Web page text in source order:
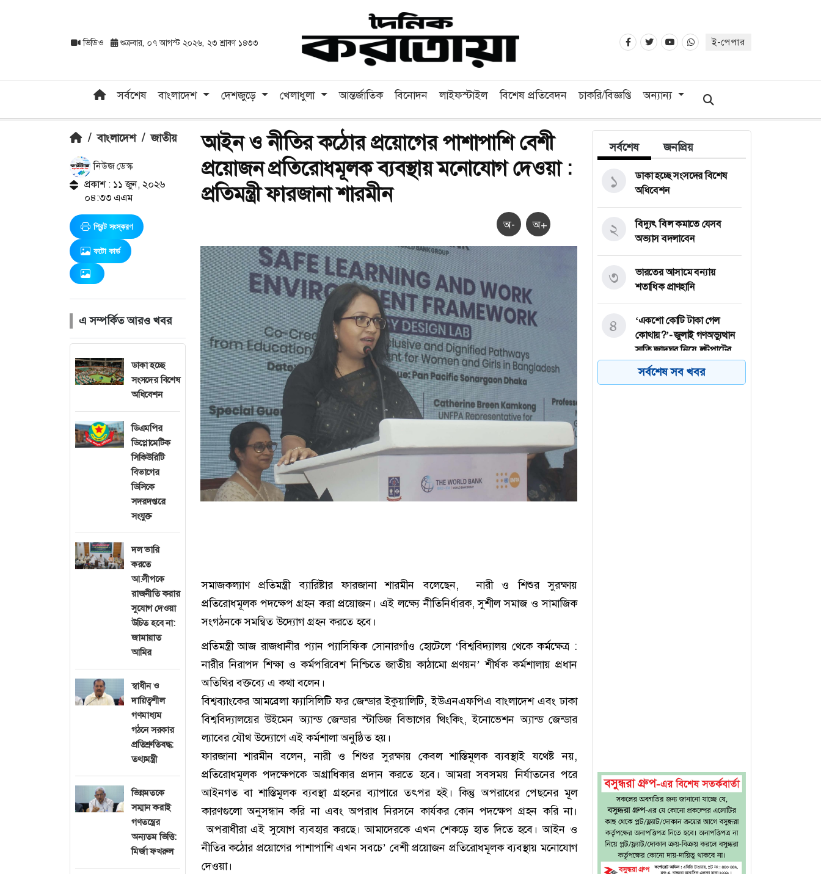
ভিডিও শুক্রবার, ০৭ আগস্ট ২০২৬, ২৩ শ্রাবণ ১৪৩৩ ই-পেপার
সর্বশেষ বাংলাদেশ দেশজুড়ে খেলাধুলা আন্তর্জাতিক বিনোদন লাইফস্টাইল বিশেষ প্রতিবেদন চাকরি/বিজ্ঞপ্তি অন্যান্য
/ বাংলাদেশ / জাতীয়
নিউজ ডেস্ক
প্রকাশ : ১১ জুন, ২০২৬
০৪:৩৩ এএম
প্রিন্ট সংস্করণ
ফটো কার্ড
এ সম্পর্কিত আরও খবর
ডাকা হচ্ছে
সংসদের বিশেষ
অধিবেশন
ডিএমপির
ডিপ্লোমেটিক
সিকিউরিটি
বিভাগের
ডিসিকে
সদরদপ্তরে
সংযুক্ত
দল ভারি
করতে
আ.লীগকে
রাজনীতি করার
সুযোগ দেওয়া
উচিত হবে না:
জামায়াত
আমির
স্বাধীন ও
দায়িত্বশীল
গণমাধ্যম
গঠনে সরকার
প্রতিশ্রুতিবদ্ধ:
তথ্যমন্ত্রী
ভিন্নমতকে
সম্মান করাই
গণতন্ত্রের
অন্যতম ভিত্তি:
মির্জা ফখরুল
আইন ও নীতির কঠোর প্রয়োগের পাশাপাশি বেশী
প্রয়োজন প্রতিরোধমূলক ব্যবস্থায় মনোযোগ দেওয়া :
প্রতিমন্ত্রী ফারজানা শারমীন
অ- অ+
সমাজকল্যাণ প্রতিমন্ত্রী ব্যারিষ্টার ফারজানা শারমীন বলেছেন, নারী ও শিশুর সুরক্ষায়
প্রতিরোধমূলক পদক্ষেপ গ্রহন করা প্রয়োজন। এই লক্ষ্যে নীতিনির্ধারক, সুশীল সমাজ ও সামাজিক
সংগঠনকে সমন্বিত উদ্যোগ গ্রহন করতে হবে।
প্রতিমন্ত্রী আজ রাজধানীর প্যান প্যাসিফিক সোনারগাঁও হোটেলে ‘বিশ্ববিদ্যালয় থেকে কর্মক্ষেত্র :
নারীর নিরাপদ শিক্ষা ও কর্মপরিবেশ নিশ্চিতে জাতীয় কাঠামো প্রণয়ন’ শীর্ষক কর্মশালায় প্রধান
অতিথির বক্তব্যে এ কথা বলেন।
বিশ্বব্যাংকের আমব্রেলা ফ্যাসিলিটি ফর জেন্ডার ইকুয়ালিটি, ইউএনএফপিএ বাংলাদেশ এবং ঢাকা
বিশ্ববিদ্যালয়ের উইমেন অ্যান্ড জেন্ডার স্টাডিজ বিভাগের থিংকিং, ইনোভেশন অ্যান্ড জেন্ডার
ল্যাবের যৌথ উদ্যোগে এই কর্মশালা অনুষ্ঠিত হয়।
ফারজানা শারমীন বলেন, নারী ও শিশুর সুরক্ষায় কেবল শাস্তিমূলক ব্যবস্থাই যথেষ্ট নয়,
প্রতিরোধমূলক পদক্ষেপকে অগ্রাধিকার প্রদান করতে হবে। আমরা সবসময় নির্যাতনের পরে
আইনগত বা শাস্তিমূলক ব্যবস্থা গ্রহনের ব্যাপারে তৎপর হই। কিন্তু অপরাধের পেছনের মূল
কারণগুলো অনুসন্ধান করি না এবং অপরাধ নিরসনে কার্যকর কোন পদক্ষেপ গ্রহন করি না।
অপরাধীরা এই সুযোগ ব্যবহার করছে। আমাদেরকে এখন শেকড়ে হাত দিতে হবে। আইন ও
নীতির কঠোর প্রয়োগের পাশাপাশি এখন সবচে’ বেশী প্রয়োজন প্রতিরোধমূলক ব্যবস্থায় মনোযোগ
দেওয়া।
সর্বশেষ জনপ্রিয়
ডাকা হচ্ছে সংসদের বিশেষ
অধিবেশন
১
বিদ্যুৎ বিল কমাতে যেসব
অভ্যাস বদলাবেন
২
ভারতের আসামে বন্যায়
শতাধিক প্রাণহানি
৩
‘একশো কোটি টাকা গেল
কোথায়?’- জুলাই গণঅভ্যুত্থান
স্মৃতি জাদুঘর নিয়ে লুটপাটের
অভিযোগ দর্শনার্থীর
৪
সর্বশেষ সব খবর